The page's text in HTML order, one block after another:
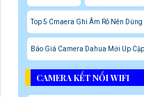
Top 5 Cmaera Ghi Âm Rõ Nên Dùng
Báo Giá Camera Dahua Mới Up
CAMERA KẾT NỐI WIFI